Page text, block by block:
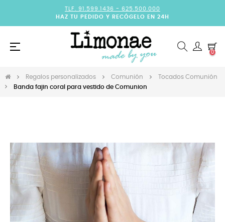
TLF. 91.599.1436 - 625.500.000
HAZ TU PEDIDO Y RECÓGELO EN 24H
Navegación
☰
0
Regalos personalizados Comunión
Tocados Comunión
Banda fajin coral para vestido de Comunion